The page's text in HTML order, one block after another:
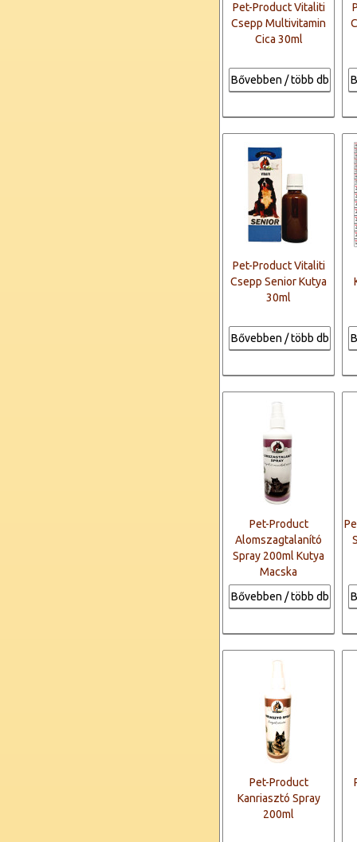
Pet-Product Vitaliti
Csepp Multivitamin
Cica 30ml
Bővebben / több db
Pet-Product Vitaliti
Csepp Senior Kutya
30ml
Bővebben / több db
Pet-Product
Alomszagtalanító
Spray 200ml Kutya
Macska
Bővebben / több db
Pet-Product
Kanriasztó Spray
200ml